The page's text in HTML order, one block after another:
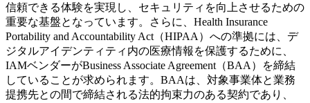
信頼できる体験を実現し、セキュリティを向上させるための
重要な基盤となっています。さらに、Health Insurance
Portability and Accountability Act（HIPAA）への準拠には、デ
ジタルアイデンティティ内の医療情報を保護するために、
IAMベンダーがBusiness Associate Agreement（BAA）を締結
していることが求められます。BAAは、対象事業体と業務
提携先との間で締結される法的拘束力のある契約であり、